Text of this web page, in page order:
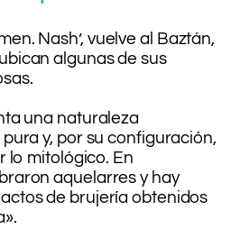
Nash’, vuelve al Baztán,
algunas de sus
una naturaleza
y, por su configuración,
lo mitológico. En
aquelarres y hay
de brujería obtenidos